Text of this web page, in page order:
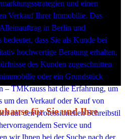
für Sie und Ihre